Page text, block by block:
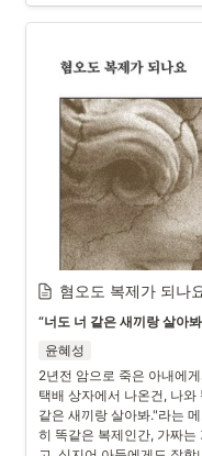
혐오도 복제가 되나
“너도 너 같은 새끼랑 살아봐
윤혜성
2년전 암으로 죽은 아내에
택배 상자에서 나온건, 나
같은 새끼랑 살아봐."라는
히 똑같은 복제인간, 가짜